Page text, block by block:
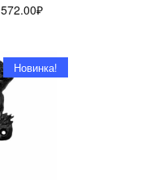
572.00₽
Новинка!